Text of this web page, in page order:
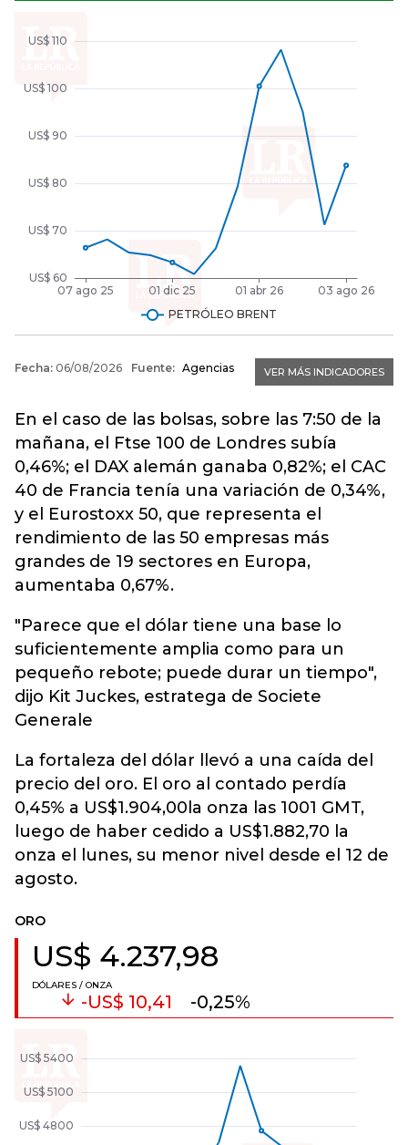
En el caso de las bolsas, sobre las 7:50 de la
mañana, el Ftse 100 de Londres subía
0,46%; el DAX alemán ganaba 0,82%; el CAC
40 de Francia tenía una variación de 0,34%,
y el Eurostoxx 50, que representa el
rendimiento de las 50 empresas más
grandes de 19 sectores en Europa,
aumentaba 0,67%.
"Parece que el dólar tiene una base lo
suficientemente amplia como para un
pequeño rebote; puede durar un tiempo",
dijo Kit Juckes, estratega de Societe
Generale
La fortaleza del dólar llevó a una caída del
precio del oro. El oro al contado perdía
0,45% a US$1.904,00la onza las 1001 GMT,
luego de haber cedido a US$1.882,70 la
onza el lunes, su menor nivel desde el 12 de
agosto.